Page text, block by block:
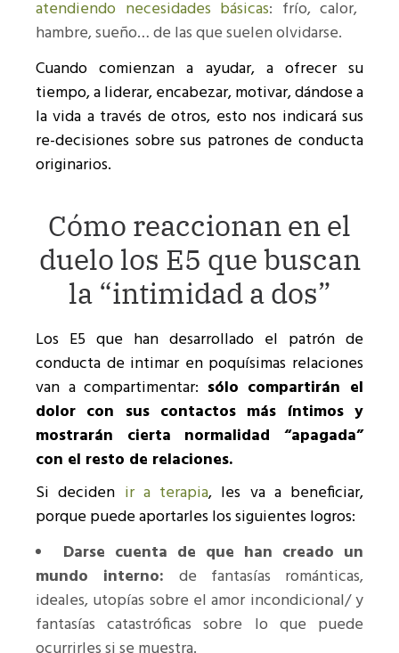
atendiendo necesidades básicas: frío, calor,
hambre, sueño… de las que suelen olvidarse.
Cuando comienzan a ayudar, a ofrecer su
tiempo, a liderar, encabezar, motivar, dándose a
la vida a través de otros, esto nos indicará sus
re-decisiones sobre sus patrones de conducta
originarios.
Cómo reaccionan en el
duelo los E5 que buscan
la “intimidad a dos”
Los E5 que han desarrollado el patrón de
conducta de intimar en poquísimas relaciones
van a compartimentar: sólo compartirán el
dolor con sus contactos más íntimos y
mostrarán cierta normalidad “apagada”
con el resto de relaciones.
Si deciden ir a terapia, les va a beneficiar,
porque puede aportarles los siguientes logros:
Darse cuenta de que han creado un
mundo interno: de fantasías románticas,
ideales, utopías sobre el amor incondicional/ y
fantasías catastróficas sobre lo que puede